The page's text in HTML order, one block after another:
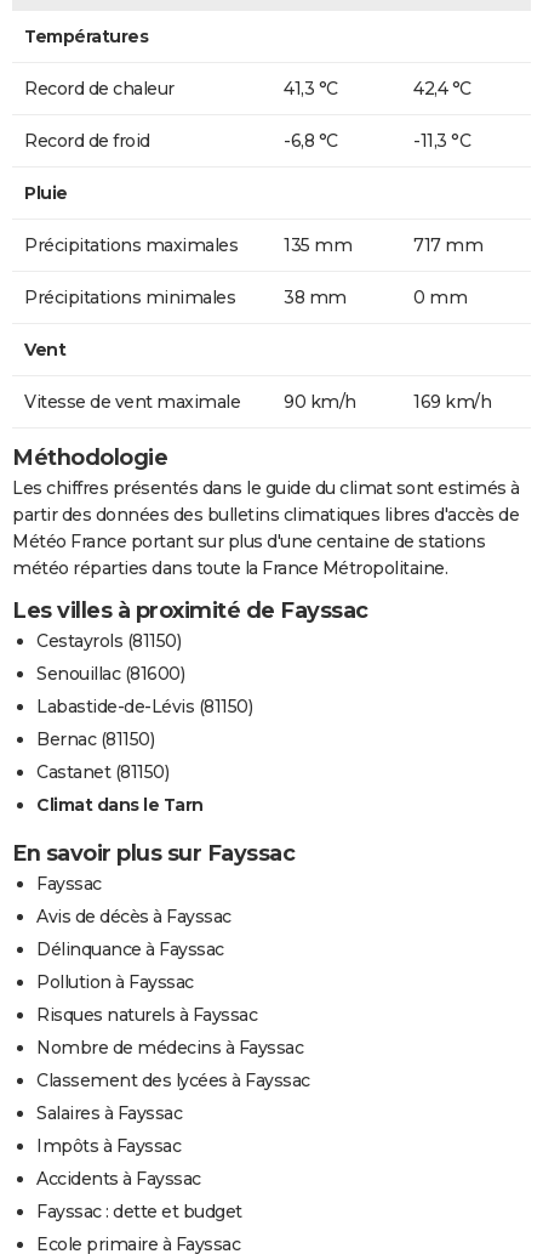
Températures
Record de chaleur 41,3 °C 42,4 °C
Record de froid -6,8 °C -11,3 °C
Pluie
Précipitations maximales 135 mm 717 mm
Précipitations minimales 38 mm 0 mm
Vent
Vitesse de vent maximale 90 km/h 169 km/h
Méthodologie
Les chiffres présentés dans le guide du climat sont estimés à
partir des données des bulletins climatiques libres d'accès de
Météo France portant sur plus d'une centaine de stations
météo réparties dans toute la France Métropolitaine.
Les villes à proximité de Fayssac
Cestayrols (81150)
Senouillac (81600)
Labastide-de-Lévis (81150)
Bernac (81150)
Castanet (81150)
Climat dans le Tarn
En savoir plus sur Fayssac
Fayssac
Avis de décès à Fayssac
Délinquance à Fayssac
Pollution à Fayssac
Risques naturels à Fayssac
Nombre de médecins à Fayssac
Classement des lycées à Fayssac
Salaires à Fayssac
Impôts à Fayssac
Accidents à Fayssac
Fayssac : dette et budget
Ecole primaire à Fayssac